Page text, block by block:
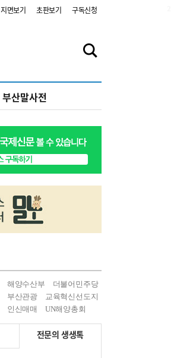
지면보기 초판보기 구독신청
부산말사전
해양수산부
더불어민주당
부산관광
교육혁신선도지
인신매매 UN해양총회
전문의 생생톡